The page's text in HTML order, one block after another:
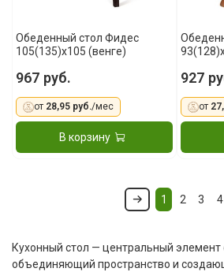
Обеденный стол Фидес
105(135)x105 (венге)
967 руб.
от 28,95 руб./мес
В корзину
927
от
1 2 3 4
Кухонный стол — центральный элемент
объединяющий пространство и